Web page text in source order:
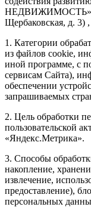
НЕДВИЖИМОСТЬ»
Щербаковская, д. 3)
1. Категории
из файлов cookie,
иной программе, с
сервисам Сайта),
обеспечении
запрашиваемых
2. Цель обработки
пользовательской
«Яндекс.Метрика».
3. Способы
накопление,
извлечение,
предоставление),
персональных